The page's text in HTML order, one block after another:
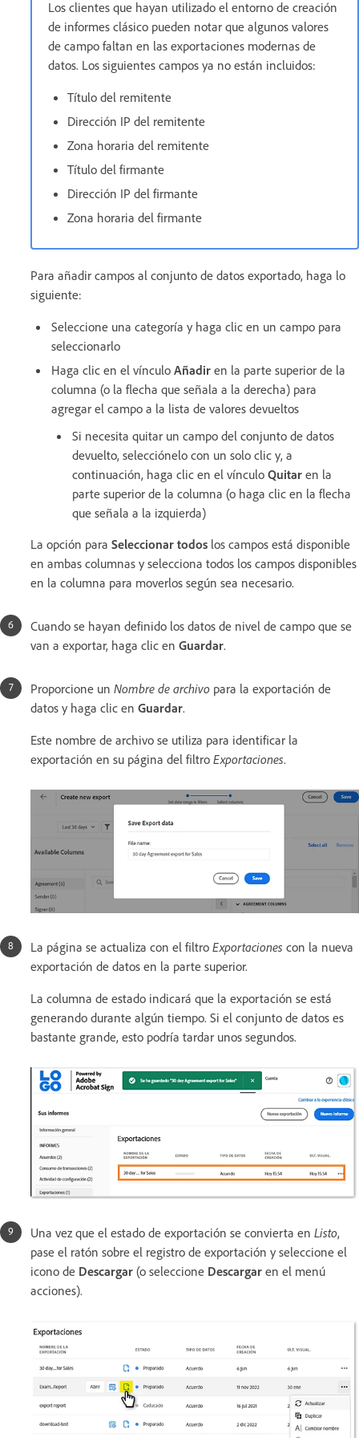
Los clientes que hayan utilizado el entorno de creación
de informes clásico pueden notar que algunos valores
de campo faltan en las exportaciones modernas de
datos. Los siguientes campos ya no están incluidos:
Título del remitente
Dirección IP del remitente
Zona horaria del remitente
Título del firmante
Dirección IP del firmante
Zona horaria del firmante
Para añadir campos al conjunto de datos exportado, haga lo
siguiente:
Seleccione una categoría y haga clic en un campo para
seleccionarlo
Haga clic en el vínculo Añadir en la parte superior de la
columna (o la flecha que señala a la derecha) para
agregar el campo a la lista de valores devueltos
Si necesita quitar un campo del conjunto de datos
devuelto, selecciónelo con un solo clic y, a
continuación, haga clic en el vínculo Quitar en la
parte superior de la columna (o haga clic en la flecha
que señala a la izquierda)
La opción para Seleccionar todos los campos está disponible
en ambas columnas y selecciona todos los campos disponibles
en la columna para moverlos según sea necesario.
Cuando se hayan definido los datos de nivel de campo que se
van a exportar, haga clic en Guardar.
Proporcione un Nombre de archivo para la exportación de
datos y haga clic en Guardar.
Este nombre de archivo se utiliza para identificar la
exportación en su página del filtro Exportaciones.
La página se actualiza con el filtro Exportaciones con la nueva
exportación de datos en la parte superior.
La columna de estado indicará que la exportación se está
generando durante algún tiempo. Si el conjunto de datos es
bastante grande, esto podría tardar unos segundos.
Una vez que el estado de exportación se convierta en Listo,
pase el ratón sobre el registro de exportación y seleccione el
icono de Descargar (o seleccione Descargar en el menú
acciones).